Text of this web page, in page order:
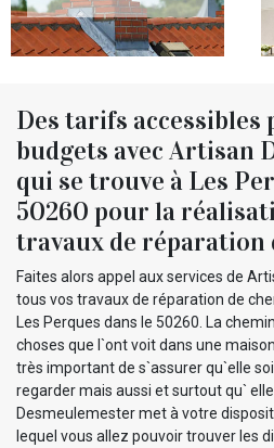
Des tarifs accessibles
budgets avec Artisan
qui se trouve à Les
50260 pour la
travaux de réparation
Faites alors appel aux services de
tous vos travaux de réparation de
Les Perques dans le 50260. La
choses que l`ont voit dans une
très important de s`assurer qu`elle
regarder mais aussi et surtout qu`
Desmeulemester met à votre
lequel vous allez pouvoir trouver les